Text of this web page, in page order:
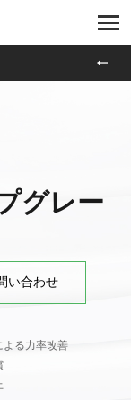
グレー
い合わせ
よる力率改善